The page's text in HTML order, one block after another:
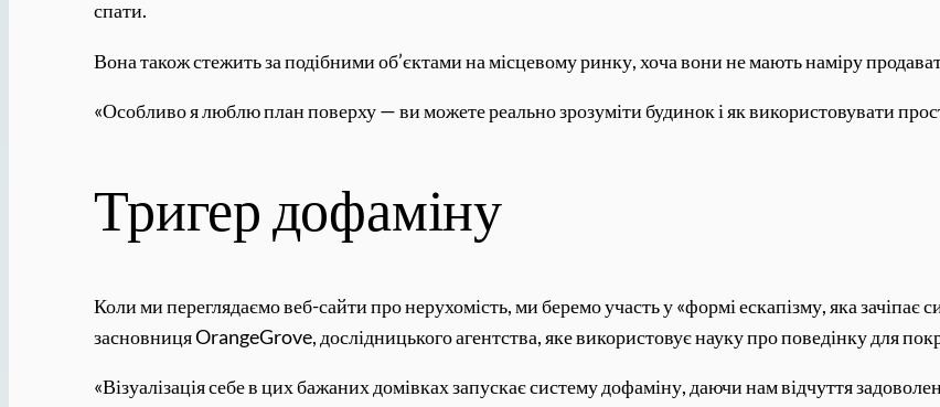
спати.
Вона також стежить за подібними об’єктами на місцевому ринку, хоча вони не мають наміру
«Особливо я люблю план поверху — ви можете реально зрозуміти будинок і як використовувати
Тригер дофаміну
Коли ми переглядаємо веб-сайти про нерухомість, ми беремо участь у «формі ескапізму, яка
засновниця OrangeGrove, дослідницького агентства, яке використовує науку про поведінку для
«Візуалізація себе в цих бажаних домівках запускає систему дофаміну, даючи нам відчуття